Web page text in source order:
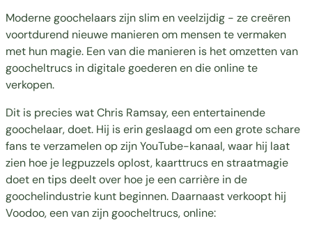
Moderne goochelaars zijn slim en veelzijdig - ze creëren
voortdurend nieuwe manieren om mensen te vermaken
met hun magie. Een van die manieren is het omzetten van
goocheltrucs in digitale goederen en die online te
verkopen.
Dit is precies wat Chris Ramsay, een entertainende
goochelaar, doet. Hij is erin geslaagd om een grote schare
fans te verzamelen op zijn YouTube-kanaal, waar hij laat
zien hoe je legpuzzels oplost, kaarttrucs en straatmagie
doet en tips deelt over hoe je een carrière in de
goochelindustrie kunt beginnen. Daarnaast verkoopt hij
Voodoo, een van zijn goocheltrucs, online: